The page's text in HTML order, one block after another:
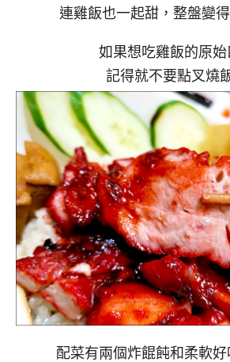
連雞飯也一起甜，整盤變
如果想吃雞飯的原
記得就不要點叉燒
配菜有兩個炸餛飩和柔軟